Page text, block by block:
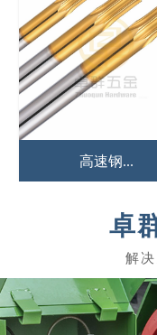
硬质合...